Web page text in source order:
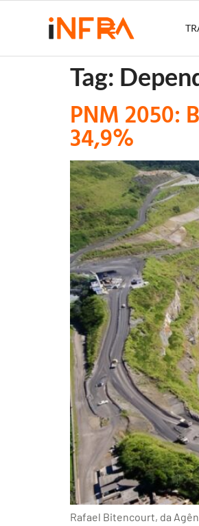
Tag:
PNM 2050:
34,9%
Rafael Bitencourt, da